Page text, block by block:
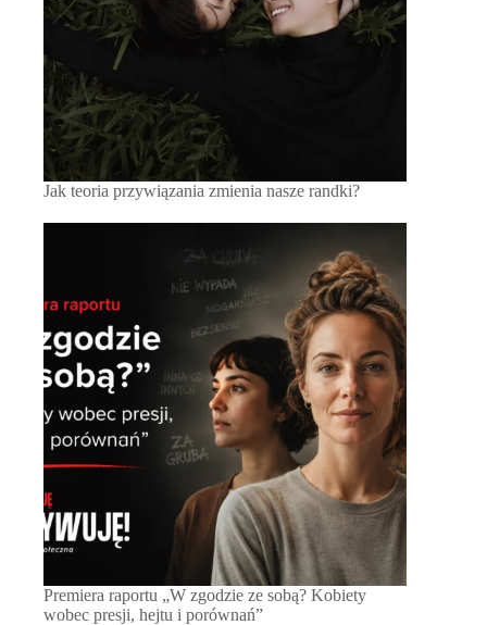
Jak teoria przywiązania zmienia nasze randki?
Premiera raportu „W zgodzie ze sobą? Kobiety
wobec presji, hejtu i porównań”